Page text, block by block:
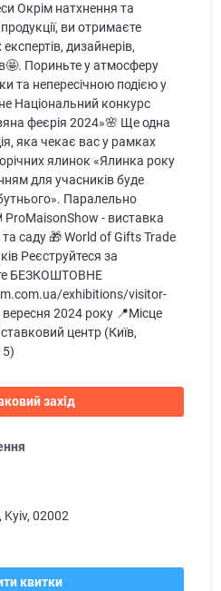
Окрім натхнення та
ви отримаєте
експертів, дизайнерів,
Пориньте у атмосферу
та непересічною подією у
Національний конкурс
феєрія 2024»🌸 Ще одна
яка чекає вас у рамках
ялинок «Ялинка року
для учасників буде
Паралельно
- виставка
саду 🎁 World of Gifts Trade
Реєструйтеся за
БЕЗКОШТОВНЕ
exhibitions/visitor-
2024 року 📍Місце
центр (Київ,
захід
Kyiv, 02002
квитки